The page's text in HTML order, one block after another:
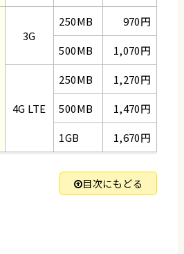
3G
250MB
970円
500MB
1,070円
4G LTE
250MB
1,270円
500MB
1,470円
1GB
1,670円
目次にもどる